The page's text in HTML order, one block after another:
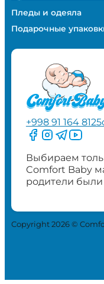
Пледы и одеяла
Подарочные
+998 91 164 8125
Следите за
Следите за
Следите
Выбираем
Comfort Baby
родители были
Copyright 2026 ©